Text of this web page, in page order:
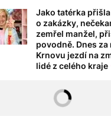
Jako tatérka přišla
o zakázky,
zemřel manžel,
povodně. Dnes za
Krnovu jezdí na
lidé z celého kraje